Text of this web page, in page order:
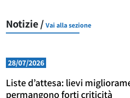
Notizie / Vai alla sezione
28/07/2026
Liste d’attesa: lievi
permangono forti criticità